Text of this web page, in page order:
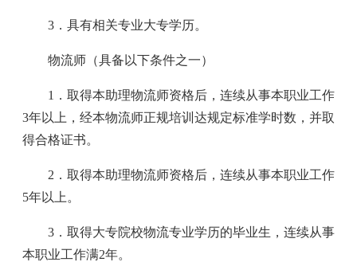
3．具有相关专业大专学历。
物流师（具备以下条件之一）
1．取得本助理物流师资格后，连续从事本职业工作
3年以上，经本物流师正规培训达规定标准学时数，并取
得合格证书。
2．取得本助理物流师资格后，连续从事本职业工作
5年以上。
3．取得大专院校物流专业学历的毕业生，连续从事
本职业工作满2年。